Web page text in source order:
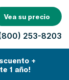
Vea su precio
253-8203
+
1 año!